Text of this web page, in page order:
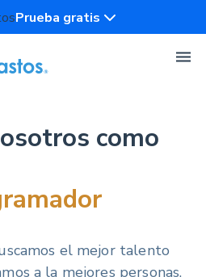
Prueba gratis
como
el mejor talento
a la mejores personas.